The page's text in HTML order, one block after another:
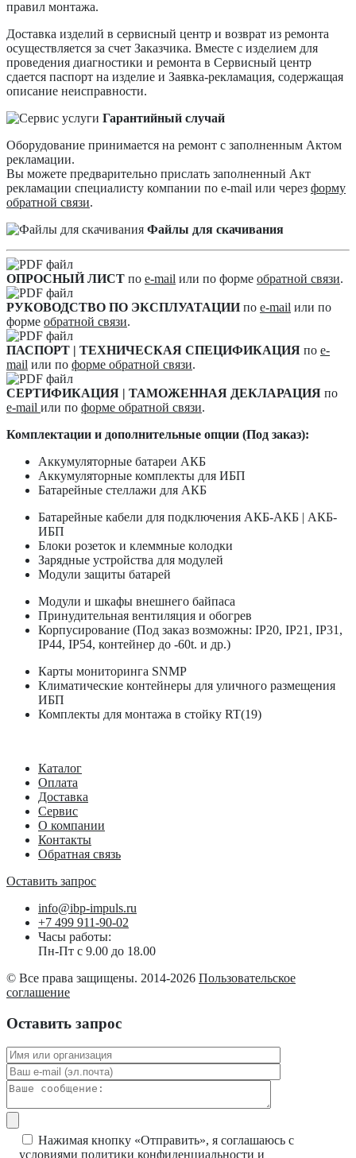
правил монтажа.
Доставка изделий в сервисный центр и возврат из ремонта
осуществляется за счет Заказчика. Вместе с изделием для
проведения диагностики и ремонта в Сервисный центр
сдается паспорт на изделие и Заявка-рекламация, содержащая
описание неисправности.
Гарантийный случай
Оборудование принимается на ремонт с заполненным Актом
рекламации.
Вы можете предварительно прислать заполненный Акт
рекламации специалисту компании по e-mail или через форму
обратной связи.
Файлы для скачивания
ОПРОСНЫЙ ЛИСТ по e-mail или по форме обратной связи.
РУКОВОДСТВО ПО ЭКСПЛУАТАЦИИпо e-mail или по
форме обратной связи.
ПАСПОРТ | ТЕХНИЧЕСКАЯ СПЕЦИФИКАЦИЯ по e-
mail или по форме обратной связи.
СЕРТИФИКАЦИЯ | ТАМОЖЕННАЯ ДЕКЛАРАЦИЯ по
e-mail или по форме обратной связи.
Комплектации и дополнительные опции (Под заказ):
Аккумуляторные батареи АКБ
Аккумуляторные комплекты для ИБП
Батарейные стеллажи для АКБ
Батарейные кабели для подключения АКБ-АКБ | АКБ-
ИБП
Блоки розеток и клеммные колодки
Зарядные устройства для модулей
Модули защиты батарей
Модули и шкафы внешнего байпаса
Принудительная вентиляция и обогрев
Корпусирование (Под заказ возможны: IP20, IP21, IP31,
IP44, IP54, контейнер до -60t. и др.)
Карты мониторинга SNMP
Климатические контейнеры для уличного размещения
ИБП
Комплекты для монтажа в стойку RT(19)
Каталог
Оплата
Доставка
Сервис
О компании
Контакты
Обратная связь
Оставить запрос
info@ibp-impuls.ru
+7 499 911-90-02
Часы работы:
Пн-Пт с 9.00 до 18.00
© Все права защищены. 2014-2026 Пользовательское
соглашение
Оставить запрос
Нажимая кнопку «Отправить», я соглашаюсь с
условиями политики конфиденциальности и